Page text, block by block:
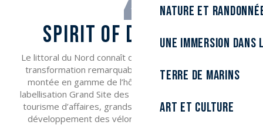
Nature et
Une immersion
Terre de marins
Art et culture
SPIRIT OF DUNKERQUE
Le littoral du Nord connaît depuis plusieurs années une
transformation remarquable : rénovation de la digue,
montée en gamme de l’hôtellerie, gratuité des bus,
labellisation Grand Site des Dunes de Flandre, essor du
tourisme d’affaires, grands projets de décarbonation,
développement des véloroutes et terre de cinéma.